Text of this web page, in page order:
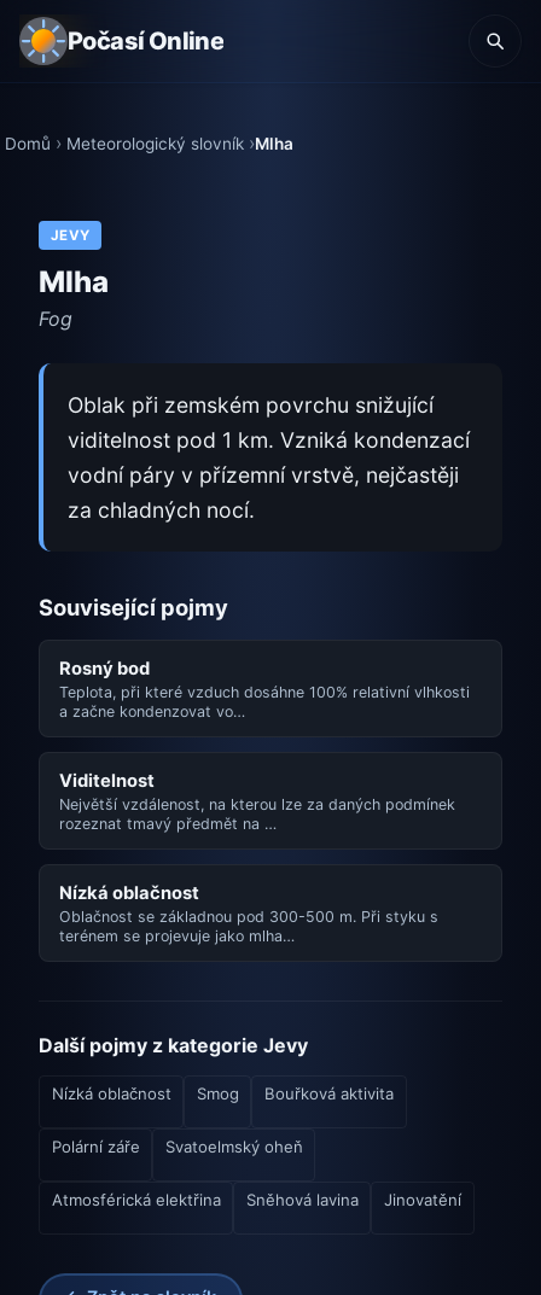
Počasí Online
Domů Meteorologický slovník Mlha
JEVY
Mlha
Fog
Oblak při zemském povrchu snižující
viditelnost pod 1 km. Vzniká kondenzací
vodní páry v přízemní vrstvě, nejčastěji
za chladných nocí.
Související pojmy
Rosný bod
Teplota, při které vzduch dosáhne 100% relativní vlhkosti
a začne kondenzovat vo…
Viditelnost
Největší vzdálenost, na kterou lze za daných podmínek
rozeznat tmavý předmět na …
Nízká oblačnost
Oblačnost se základnou pod 300-500 m. Při styku s
terénem se projevuje jako mlha…
Další pojmy z kategorie Jevy
Nízká oblačnost Smog Bouřková aktivita
Polární záře Svatoelmský oheň
Atmosférická elektřina Sněhová lavina Jinovatění